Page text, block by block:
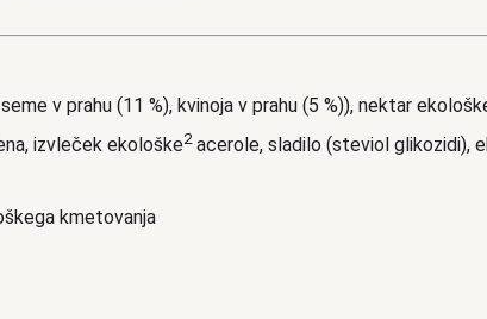
v prahu (11 %), kvinoja v prahu (5 %)), nektar
izvleček ekološke2acerole, sladilo (steviol glikozidi),
kmetovanja